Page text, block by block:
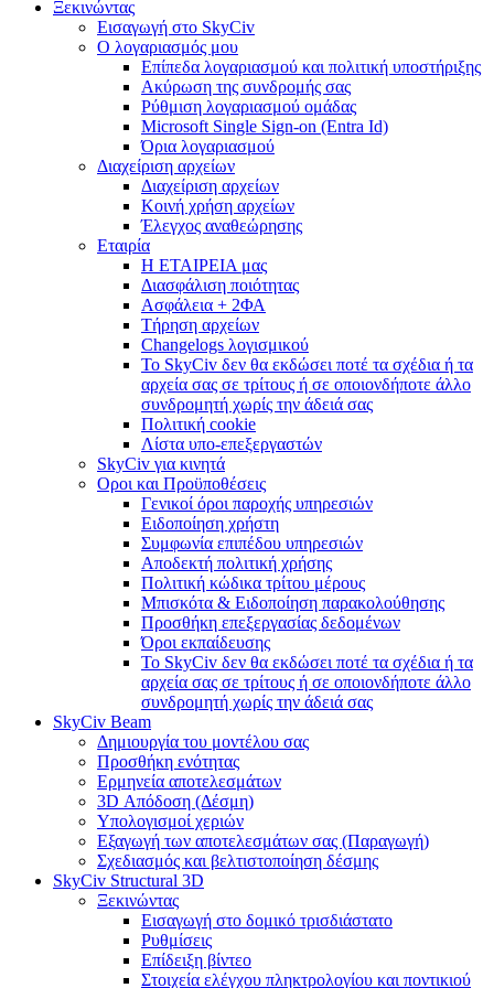
Ξεκινώντας
Εισαγωγή στο SkyCiv
Ο λογαριασμός μου
Επίπεδα λογαριασμού και πολιτική υποστήριξης
Ακύρωση της συνδρομής σας
Ρύθμιση λογαριασμού ομάδας
Microsoft Single Sign-on (Entra Id)
Όρια λογαριασμού
Διαχείριση αρχείων
Διαχείριση αρχείων
Κοινή χρήση αρχείων
Έλεγχος αναθεώρησης
Εταιρία
Η ΕΤΑΙΡΕΙΑ μας
Διασφάλιση ποιότητας
Ασφάλεια + 2ΦΑ
Τήρηση αρχείων
Changelogs λογισμικού
Το SkyCiv δεν θα εκδώσει ποτέ τα σχέδια ή τα
αρχεία σας σε τρίτους ή σε οποιονδήποτε άλλο
συνδρομητή χωρίς την άδειά σας
Πολιτική cookie
Λίστα υπο-επεξεργαστών
SkyCiv για κινητά
Οροι και Προϋποθέσεις
Γενικοί όροι παροχής υπηρεσιών
Ειδοποίηση χρήστη
Συμφωνία επιπέδου υπηρεσιών
Αποδεκτή πολιτική χρήσης
Πολιτική κώδικα τρίτου μέρους
Μπισκότα & Ειδοποίηση παρακολούθησης
Προσθήκη επεξεργασίας δεδομένων
Όροι εκπαίδευσης
Το SkyCiv δεν θα εκδώσει ποτέ τα σχέδια ή τα
αρχεία σας σε τρίτους ή σε οποιονδήποτε άλλο
συνδρομητή χωρίς την άδειά σας
SkyCiv Beam
Δημιουργία του μοντέλου σας
Προσθήκη ενότητας
Ερμηνεία αποτελεσμάτων
3D Απόδοση (Δέσμη)
Υπολογισμοί χεριών
Εξαγωγή των αποτελεσμάτων σας (Παραγωγή)
Σχεδιασμός και βελτιστοποίηση δέσμης
SkyCiv Structural 3D
Ξεκινώντας
Εισαγωγή στο δομικό τρισδιάστατο
Ρυθμίσεις
Επίδειξη βίντεο
Στοιχεία ελέγχου πληκτρολογίου και ποντικιού